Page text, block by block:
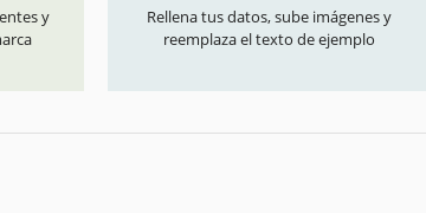
y
Rellena tus datos, sube imágenes y
reemplaza el texto de ejemplo